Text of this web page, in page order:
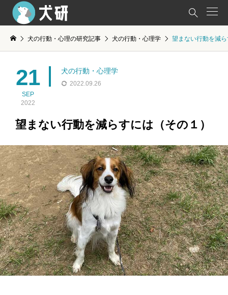

犬の行動・心理の研究記事 犬の行動・心理学 望まない行動を減
21
SEP
2022
犬の行動・心理学
2022.09.26
望まない行動を減らすには（その１）